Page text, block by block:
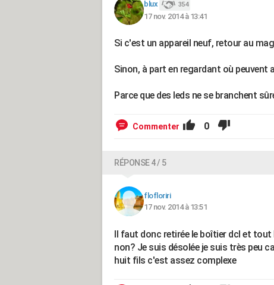
blux 354
17 nov. 2014 à 13:41
Si c'est un appareil neuf, retour au
Sinon, à part en regardant où peuvent
Parce que des leds ne se branchent
Commenter 0
RÉPONSE 4 / 5
flofloriri
17 nov. 2014 à 13:51
Il faut donc retirée le boîtier dcl et
non? Je suis désolée je suis très peu
huit fils c'est assez complexe